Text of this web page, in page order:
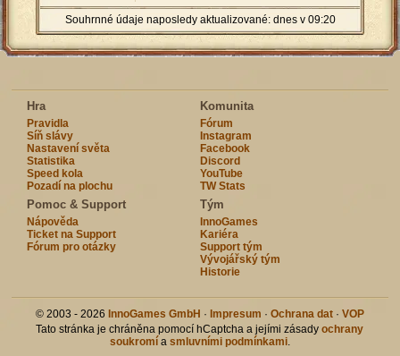
Souhrnné údaje naposledy aktualizované: dnes v 09:20
Hra
Pravidla
Síň slávy
Nastavení světa
Statistika
Speed kola
Pozadí na plochu
Komunita
Fórum
Instagram
Facebook
Discord
YouTube
TW Stats
Pomoc & Support
Nápověda
Ticket na Support
Fórum pro otázky
Tým
InnoGames
Kariéra
Support tým
Vývojářský tým
Historie
© 2003 - 2026 InnoGames GmbH · Impresum · Ochrana dat · VOP
Tato stránka je chráněna pomocí hCaptcha a jejími zásadyochrany
soukromía smluvními podmínkami.